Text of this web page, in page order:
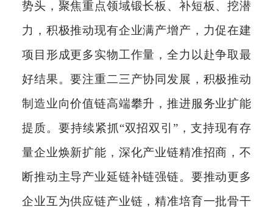
势头，聚焦重点领域锻长板、补短板、挖潜
力，积极推动现有企业满产增产，力促在建
项目形成更多实物工作量，全力以赴争取最
好结果。要注重二三产协同发展，积极推动
制造业向价值链高端攀升，推进服务业扩能
提质。要持续紧抓“双招双引”，支持现有存
量企业焕新扩能，深化产业链精准招商，不
断推动主导产业延链补链强链。要推动更多
企业互为供应链产业链，精准培育一批骨干